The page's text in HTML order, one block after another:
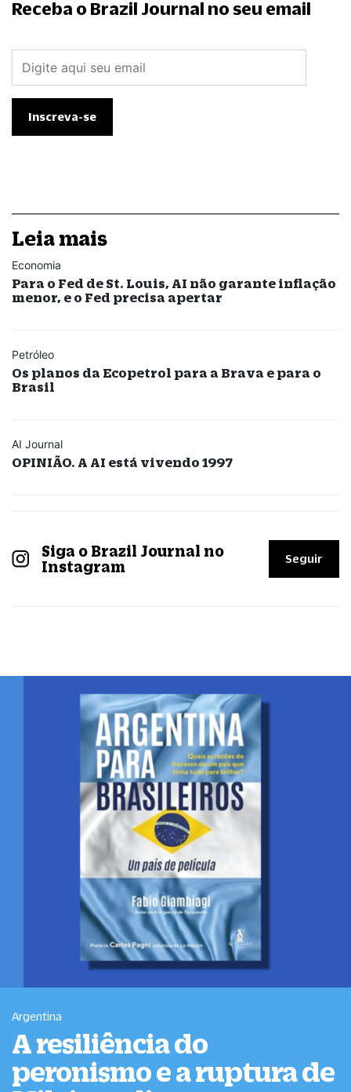
Receba o Brazil Journal no seu email
Leia mais
Economia
Para o Fed de St. Louis, AI não garante inflação
menor, e o Fed precisa apertar
Petróleo
Os planos da Ecopetrol para a Brava e para o
Brasil
AI Journal
OPINIÃO. A AI está vivendo 1997
Siga o Brazil Journal no
Instagram
Seguir
Argentina
A resiliência do
peronismo e a ruptura de